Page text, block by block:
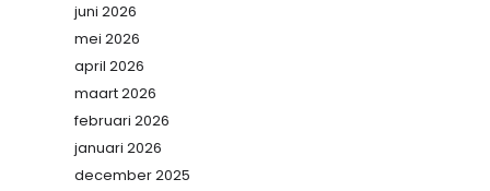
juni 2026
mei 2026
april 2026
maart 2026
februari 2026
januari 2026
december 2025